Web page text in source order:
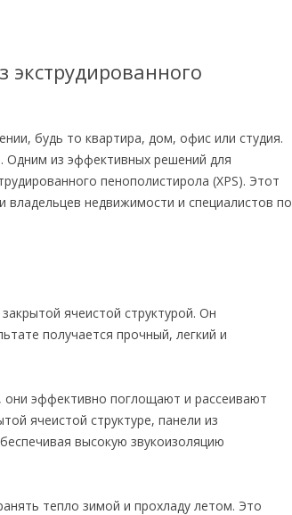
будь то квартира, дом, офис или студия.
Одним из эффективных решений для
пенополистирола (XPS). Этот
недвижимости и специалистов по
ячеистой структурой. Он
получается прочный, легкий и
они эффективно поглощают и рассеивают
ячеистой структуре, панели из
высокую звукоизоляцию
тепло зимой и прохладу летом. Это